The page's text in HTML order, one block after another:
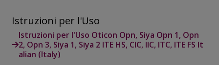
Istruzioni per l'Uso
Istruzioni per l'Uso Oticon Opn, Siya Opn 1, Opn
2, Opn 3, Siya 1, Siya 2 ITE HS, CIC, IIC, ITC, ITE FS It
alian (Italy)